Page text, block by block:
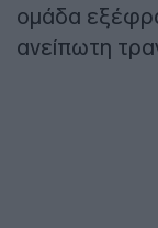
ομάδα
ανείπωτη